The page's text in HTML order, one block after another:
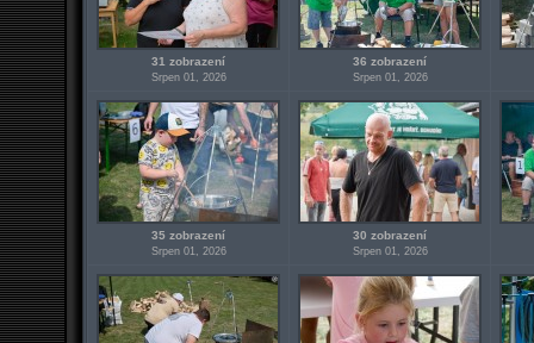
31 zobrazení
Srpen 01, 2026
36 zobrazení
Srpen 01, 2026
35 zobrazení
Srpen 01, 2026
30 zobrazení
Srpen 01, 2026